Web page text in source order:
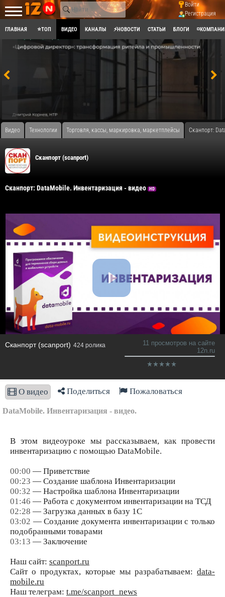
Войти
Регистрация
ГЛАВНАЯ ⭐ТОП ВИДЕО КАНАЛЫ ⚡НОВОСТИ СТАТЬИ БЛОГИ
Видео Технологии Торговля, кассы, маркировка, маркетплейсы Сканпорт:
Сканпорт (scanport)
Сканпорт: DataMobile. Инвентаризация - видео HD
Сканпорт (scanport) 424 ролика
11 просмотров на сайте
12n.ru
О видео Поделиться Пожаловаться
DataMobile. Инвентаризация - видео.
В этом видеоуроке мы рассказываем, как провести
инвентаризацию с помощью DataMobile.
00:00 — Приветствие
00:23 — Создание шаблона Инвентаризации
00:32 — Настройка шаблона Инвентаризации
01:46 — Работа с документом инвентаризации на ТСД
02:28 — Загрузка данных в базу 1С
03:02 — Создание документа инвентаризации с только
подобранными товарами
03:13 — Заключение
Наш сайт: scanport.ru
Сайт о продуктах, которые мы разрабатываем: data-
mobile.ru
Наш телеграм: t.me/scanport_news